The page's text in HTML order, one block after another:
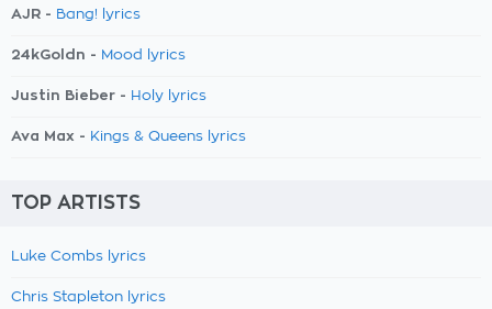
AJR - Bang! lyrics
24kGoldn - Mood lyrics
Justin Bieber - Holy lyrics
Ava Max - Kings & Queens lyrics
TOP ARTISTS
Luke Combs lyrics
Chris Stapleton lyrics